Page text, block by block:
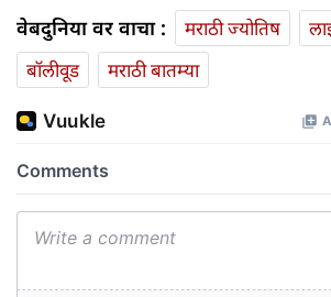
वेबदुनिया वर वाचा : मराठी ज्योतिष
बॉलीवूड
मराठी बातम्या